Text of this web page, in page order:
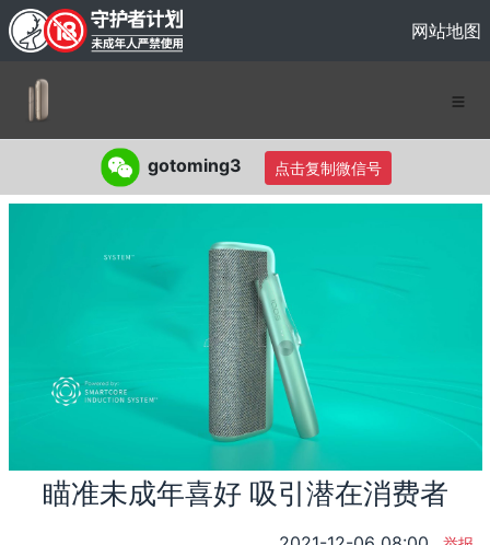
网站地图
瞄准未成年喜好 吸引潜在消费者
gotoming3 点击复制微信号